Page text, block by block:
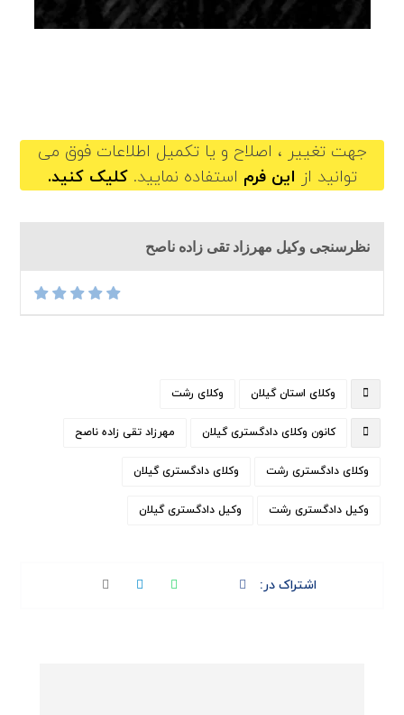
جهت تغییر ، اصلاح و یا تکمیل اطلاعات فوق می
توانید از این فرم استفاده نمایید. کلیک کنید.
نظرسنجی وکیل مهرزاد تقی زاده ناصح
وکلای استان گیلان وکلای رشت
کانون وکلای دادگستری گیلان مهرزاد تقی زاده ناصح
وکلای دادگستری رشت وکلای دادگستری گیلان
وکیل دادگستری رشت وکیل دادگستری گیلان